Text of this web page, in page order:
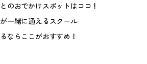
のおでかけスポットはココ！
一緒に通えるスクール
ならここがおすすめ！